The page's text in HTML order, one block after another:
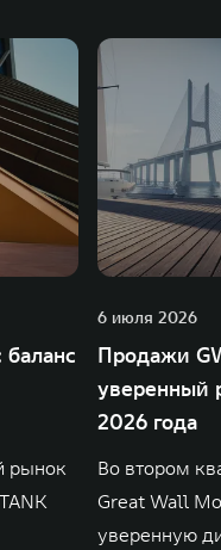
рынок
6 июля 2026
Продажи
уверенный
2026 года
Во втором
Great Wall
уверенную